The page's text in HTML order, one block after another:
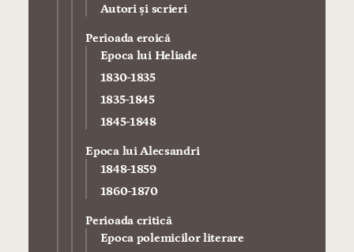
Autori şi scrieri
Perioada eroică
Epoca lui Heliade
1830-1835
1835-1845
1845-1848
Epoca lui Alecsandri
1848-1859
1860-1870
Perioada critică
Epoca polemicilor literare